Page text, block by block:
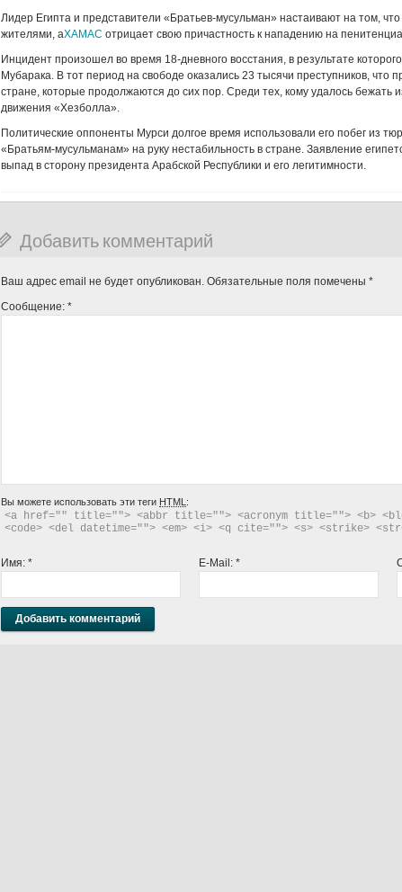
Лидер Египта и представители «Братьев-мусульман» настаивают на том,
жителями, аХАМАС отрицает свою причастность к нападению на
Инцидент произошел во время 18-дневного восстания, в результате
Мубарака. В тот период на свободе оказались 23 тысячи преступников, что
стране, которые продолжаются до сих пор. Среди тех, кому удалось
движения «Хезболла».
Политические оппоненты Мурси долгое время использовали его побег из
«Братьям-мусульманам» на руку нестабильность в стране. Заявление
выпад в сторону президента Арабской Республики и его легитимности.
Добавить комментарий
Ваш адрес email не будет опубликован. Обязательные поля помечены *
Сообщение: *
Вы можете использовать эти теги HTML :
<a href="" title=""> <abbr title=""> <acronym title=""> <b>
<code> <del datetime=""> <em> <i> <q cite=""> <s> <strike>
Имя: * E-Mail: *